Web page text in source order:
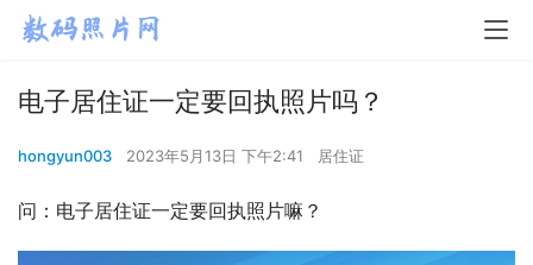
电子居住证一定要回执照片吗？
hongyun003 2023年5月13日 下午2:41 居住证
问：电子居住证一定要回执照片嘛？